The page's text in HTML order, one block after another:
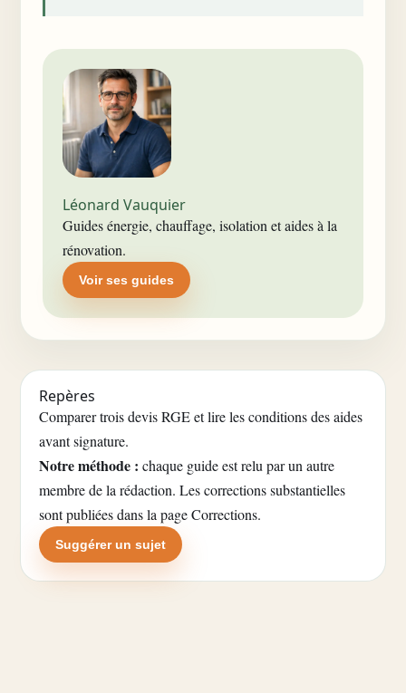
Léonard Vauquier
Guides énergie, chauffage, isolation et aides à la
rénovation.
Voir ses guides
Repères
Comparer trois devis RGE et lire les conditions des aides
avant signature.
Notre méthode : chaque guide est relu par un autre
membre de la rédaction. Les corrections substantielles
sont publiées dans la page Corrections.
Suggérer un sujet